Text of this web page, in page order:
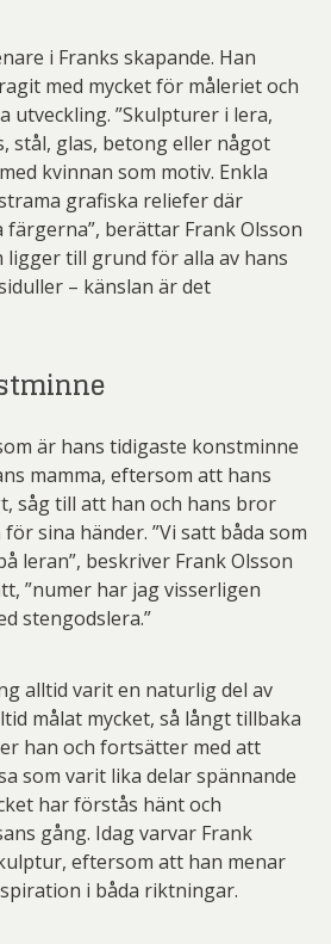
i Franks skapande. Han
med mycket för måleriet och
utveckling. ”Skulpturer i lera,
stål, glas, betong eller något
kvinnan som motiv. Enkla
grafiska reliefer där
berättar Frank Olsson
ligger till grund för alla av hans
– känslan är det
är hans tidigaste konstminne
mamma, eftersom att hans
såg till att han och hans bror
sina händer. ”Vi satt båda som
leran”, beskriver Frank Olsson
”numer har jag visserligen
stengodslera.”
alltid varit en naturlig del av
målat mycket, så långt tillbaka
han och fortsätter med att
som varit lika delar spännande
har förstås hänt och
gång. Idag varvar Frank
eftersom att han menar
i båda riktningar.